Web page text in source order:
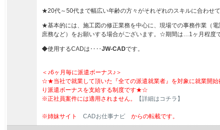
★20代～50代まで幅広い年齢の方々がそれぞれのスキルに合わせ
★基本的には、施工図の修正業務を中心に、現場での事務作業（
庶務など）をお願いする場合がございます。☆期間は…1ヶ月程度
◆使用するCADは‥‥JW-CADです。
＜♪6ヶ月毎に派遣ボーナス♪＞
☆★当社で就業して頂いた『全ての派遣就業者』を対象に就業開始
り派遣ボーナスを支給する制度です★☆
※正社員案件には適用されません。
【詳細はコチラ】
※姉妹サイト CADお仕事ナビ からの転載です。